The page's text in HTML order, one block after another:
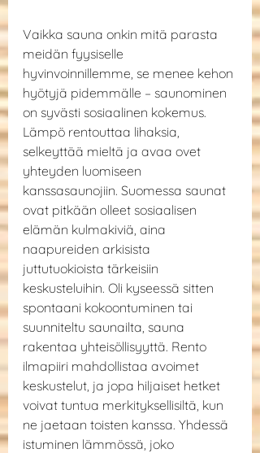
Vaikka sauna onkin mitä parasta
meidän fyysiselle
hyvinvoinnillemme, se menee kehon
hyötyjä pidemmälle – saunominen
on syvästi sosiaalinen kokemus.
Lämpö rentouttaa lihaksia,
selkeyttää mieltä ja avaa ovet
yhteyden luomiseen
kanssasaunojiin. Suomessa saunat
ovat pitkään olleet sosiaalisen
elämän kulmakiviä, aina
naapureiden arkisista
juttutuokioista tärkeisiin
keskusteluihin. Oli kyseessä sitten
spontaani kokoontuminen tai
suunniteltu saunailta, sauna
rakentaa yhteisöllisyyttä. Rento
ilmapiiri mahdollistaa avoimet
keskustelut, ja jopa hiljaiset hetket
voivat tuntua merkityksellisiltä, kun
ne jaetaan toisten kanssa. Yhdessä
istuminen lämmössä, joko